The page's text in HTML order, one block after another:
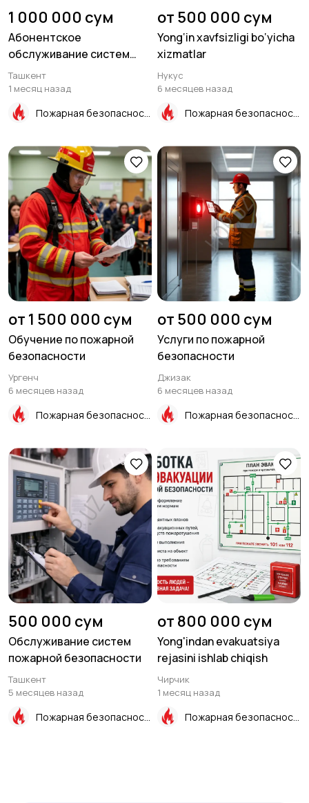
1 000 000 сум
Абонентское
обслуживание систем
пожарной безопасности
Ташкент
1 месяц назад
от 500 000 сум
Yong‘in xavfsizligi bo‘yicha
xizmatlar
Нукус
6 месяцев назад
от 1 500 000 сум
Обучение по пожарной
безопасности
Ургенч
6 месяцев назад
от 500 000 сум
Услуги по пожарной
безопасности
Джизак
6 месяцев назад
500 000 сум
Обслуживание систем
пожарной безопасности
Ташкент
5 месяцев назад
от 800 000 сум
Yong'indan evakuatsiya
rejasini ishlab chiqish
Чирчик
1 месяц назад